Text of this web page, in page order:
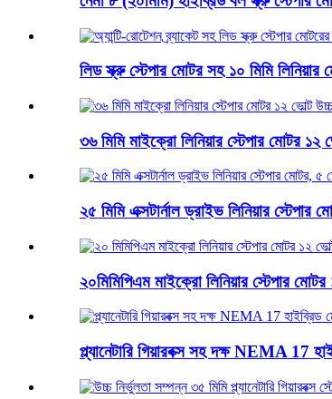
লিড স্ক্রু স্টেপার মোটর সহ ১০ মিমি লিনিয়ার
৩৬ মিমি মাইক্রো লিনিয়ার স্টেপার মোটর ১২
২৫ মিমি এক্সটার্নাল ড্রাইভ লিনিয়ার স্টেপার
২০মিমিপিএম মাইক্রো লিনিয়ার স্টেপার
প্ল্যানেটারি গিয়ারবক্স সহ দক্ষ NEMA 17